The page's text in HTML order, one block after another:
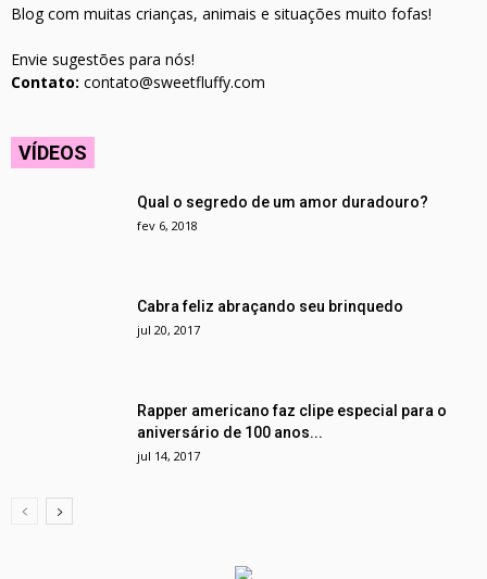
Blog com muitas crianças, animais e situações muito fofas!
Envie sugestões para nós!
Contato: contato@sweetfluffy.com
VÍDEOS
Qual o segredo de um amor duradouro?
fev 6, 2018
Cabra feliz abraçando seu brinquedo
jul 20, 2017
Rapper americano faz clipe especial para o
aniversário de 100 anos...
jul 14, 2017